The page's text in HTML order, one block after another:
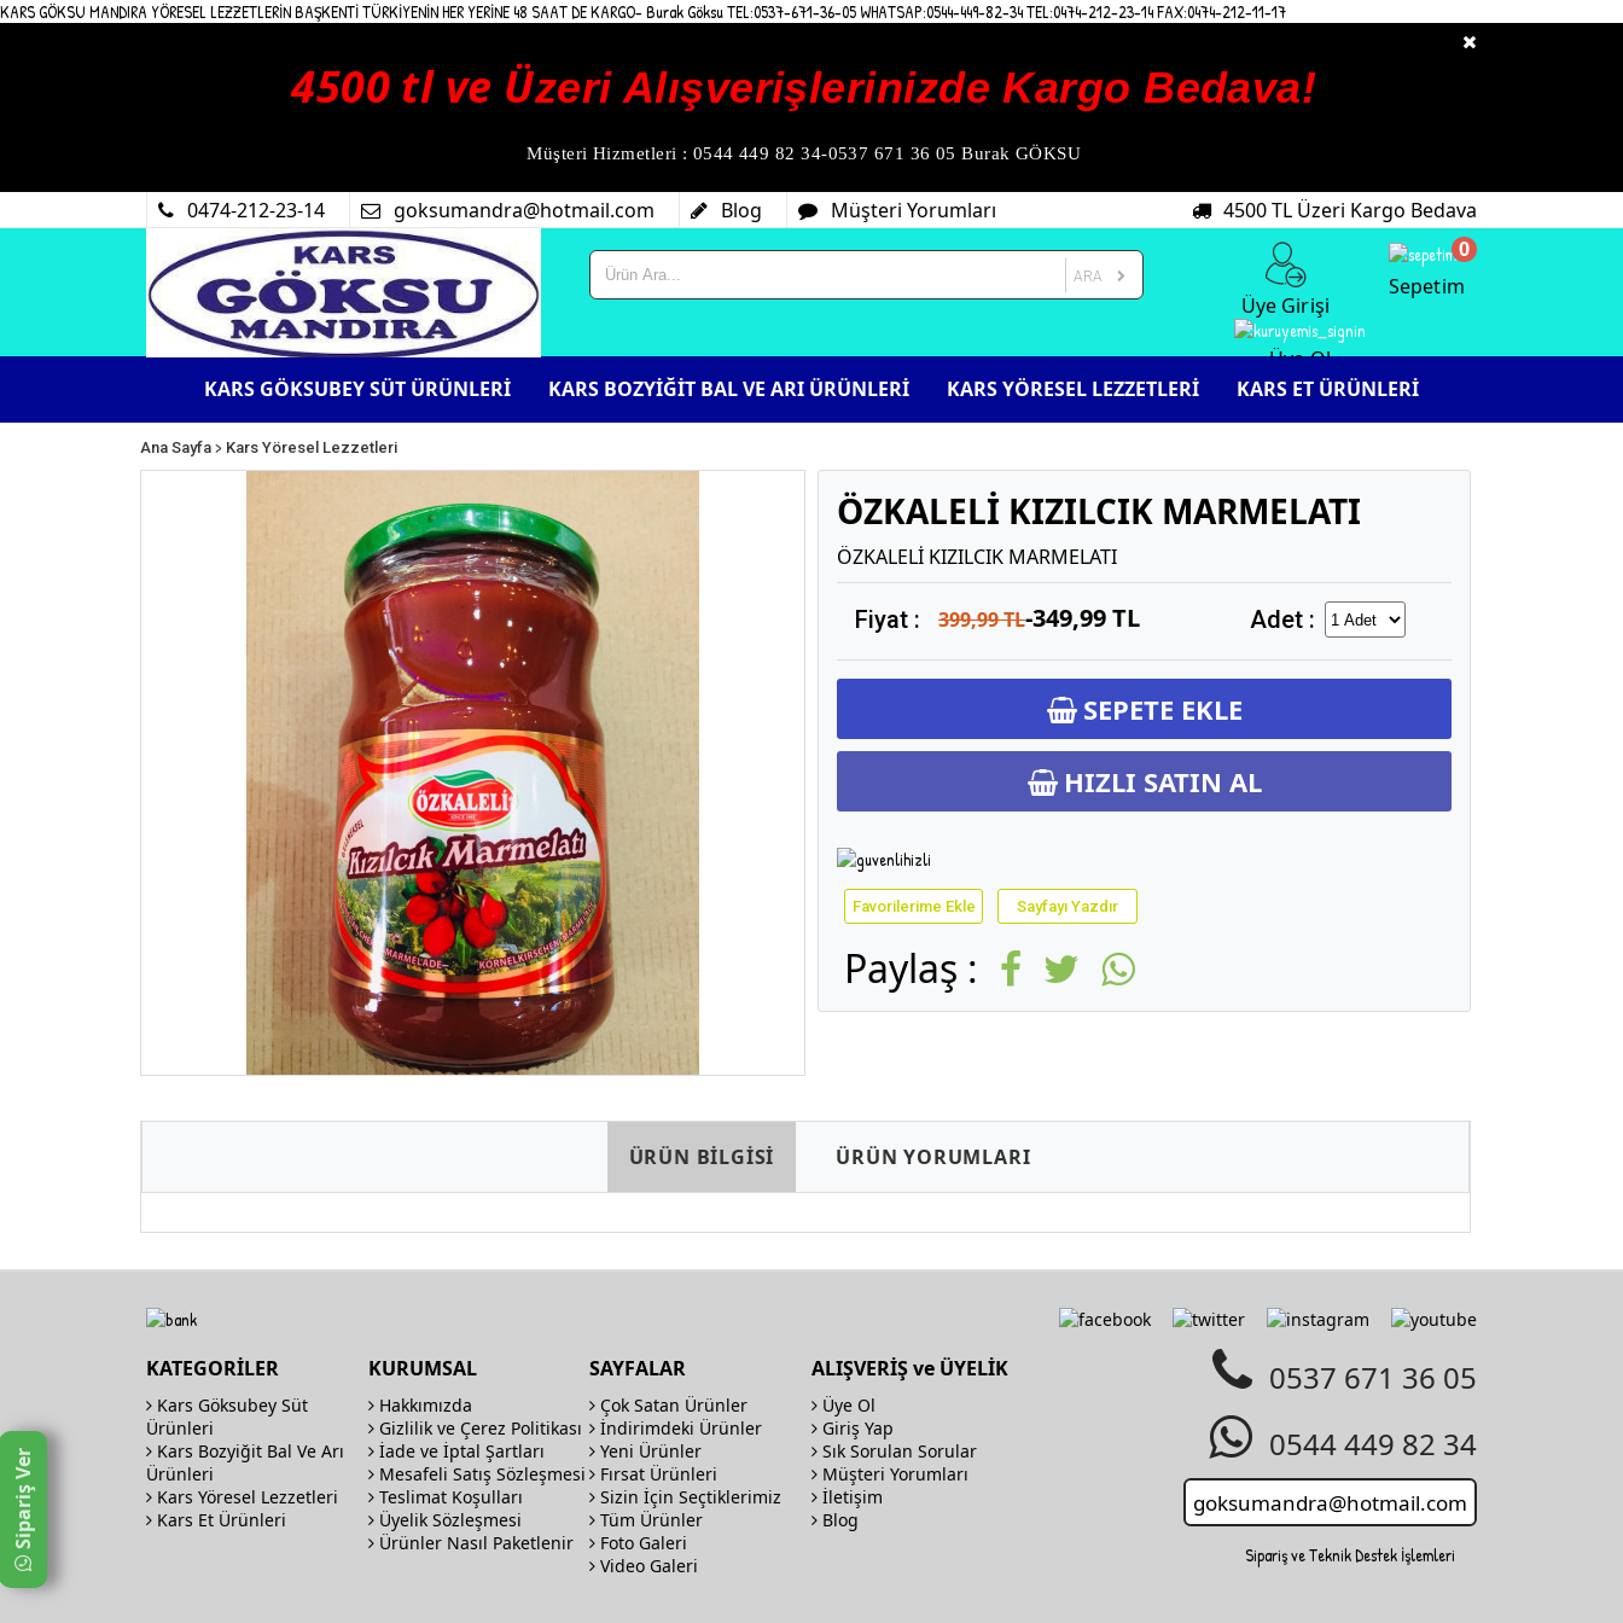
KARS GÖKSU MANDIRA YÖRESEL LEZZETLERİN BAŞKENTİ TÜRKİYENİN HER YERİNE 48 SAAT DE KARGO- Burak Göksu TEL:0537-671-36-05 WHATSAP:0544-449-82-34 TEL:0474-212-23-14 FAX:0474-212-11-17
4500 tl ve Üzeri Alışverişlerinizde Kargo Bedava!
Müşteri Hizmetleri : 0544 449 82 34-0537 671 36 05 Burak GÖKSU
0474-212-23-14 goksumandra@hotmail.com Blog Müşteri Yorumları 4500 TL Üzeri Kargo Bedava
ARA
Üye Girişi
Üye Ol
Sepetim
0
KARS GÖKSUBEY SÜT ÜRÜNLERİ KARS BOZYİĞİT BAL VE ARI ÜRÜNLERİ KARS YÖRESEL LEZZETLERİ KARS ET ÜRÜNLERİ
Ana Sayfa > Kars Yöresel Lezzetleri
ÖZKALELİ KIZILCIK MARMELATI
ÖZKALELİ KIZILCIK MARMELATI
Fiyat : 399,99 TL-349,99 TL Adet :
SEPETE EKLE
HIZLI SATIN AL
Favorilerime Ekle Sayfayı Yazdır
Paylaş :
ÜRÜN BİLGİSİ ÜRÜN YORUMLARI
Sipariş Ver
KATEGORİLER
Kars Göksubey Süt
Ürünleri
Kars Bozyiğit Bal Ve Arı
Ürünleri
Kars Yöresel Lezzetleri
Kars Et Ürünleri
KURUMSAL
Hakkımızda
Gizlilik ve Çerez Politikası
İade ve İptal Şartları
Mesafeli Satış Sözleşmesi
Teslimat Koşulları
Üyelik Sözleşmesi
Ürünler Nasıl Paketlenir
SAYFALAR
Çok Satan Ürünler
İndirimdeki Ürünler
Yeni Ürünler
Fırsat Ürünleri
Sizin İçin Seçtiklerimiz
Tüm Ürünler
Foto Galeri
Video Galeri
ALIŞVERİŞ ve ÜYELİK
Üye Ol
Giriş Yap
Sık Sorulan Sorular
Müşteri Yorumları
İletişim
Blog
0537 671 36 05
0544 449 82 34
Sipariş ve Teknik Destek İşlemleri